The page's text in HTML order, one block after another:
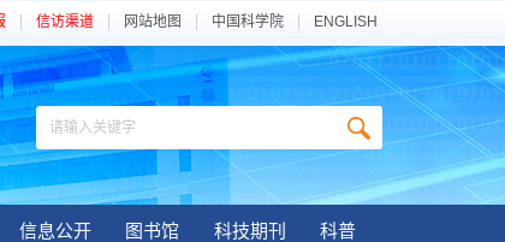
信访渠道 网站地图 中国科学院 ENGLISH
信息公开 图书馆 科技期刊 科普